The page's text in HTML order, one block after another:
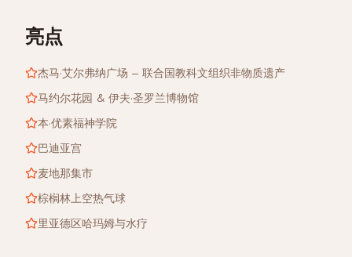
亮点
杰马·艾尔弗纳广场 — 联合国教科文组织非物质遗产
马约尔花园 & 伊夫·圣罗兰博物馆
本·优素福神学院
巴迪亚宫
麦地那集市
棕榈林上空热气球
里亚德区哈玛姆与水疗